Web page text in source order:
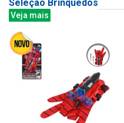
Seleção Brinquedos
Veja mais